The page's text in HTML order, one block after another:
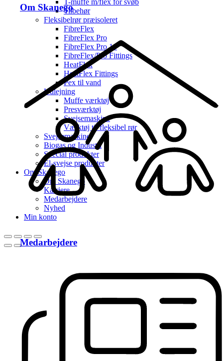
Om Skanego
Medarbejdere
Tilbehør
Fleksibelrør præisoleret
FibreFlex
FibreFlex Pro
FibreFlex Pro 16
FibreFlex/Pro Fittings
HeatFlex
HeatFlex Fittings
Pex til vand
Udlejning
Muffe værktøj
Presværktøj
Svejsemaskine
Værktøj til fleksibel rør
Svejsemaskine
Biogas og Industri
Special produkter
El-svejse produkter
Om Skanego
Om Skanego
Karriere
Medarbejdere
Nyhed
Min konto